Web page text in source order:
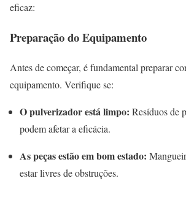
eficaz:
Preparação do Equipamento
Antes de começar, é fundamental preparar
equipamento. Verifique se:
O pulverizador está limpo: Resíduos de
podem afetar a eficácia.
As peças estão em bom estado:
estar livres de obstruções.